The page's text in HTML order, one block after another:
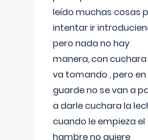
leído muchas cosas
intentar ir
pero nada no hay
manera, con cuchara
va tomando , pero en
guarde no se van a
a darle cuchara la
cuando le empieza el
hambre no quiere